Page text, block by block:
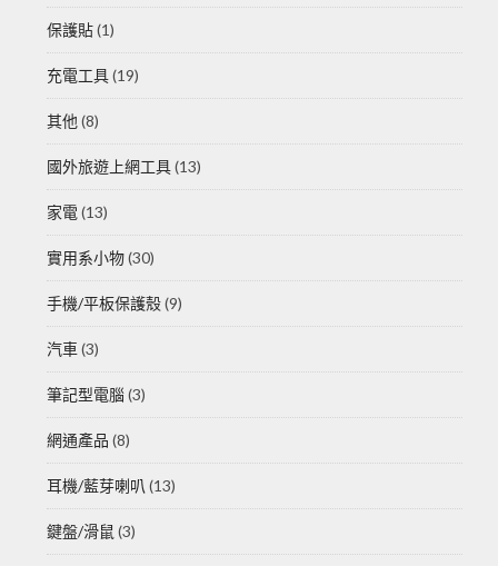
保護貼(1)
充電工具(19)
其他 (8)
國外旅遊上網工具(13)
家電 (13)
實用系小物(30)
手機/平板保護殼(9)
汽車 (3)
筆記型電腦(3)
網通產品 (8)
耳機/藍芽喇叭 (13)
鍵盤/滑鼠 (3)